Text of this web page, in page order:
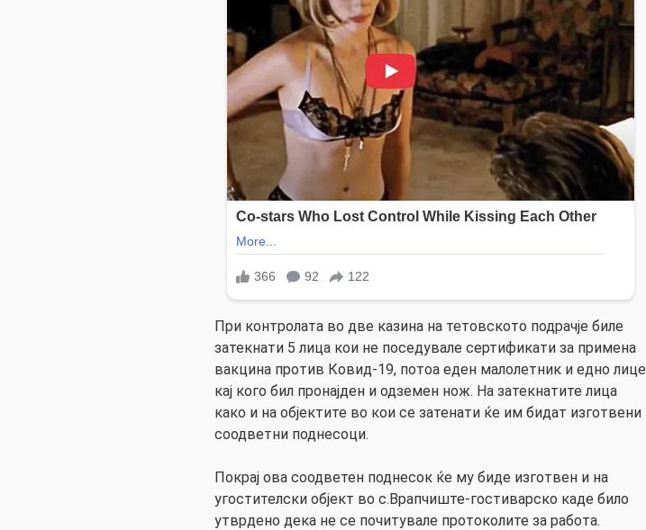
При контролата во две казина на тетовското подрачје биле
затекнати 5 лица кои не поседувале сертификати за примена
вакцина против Ковид-19, потоа еден малолетник и едно лице
кај кого бил пронајден и одземен нож. На затекнатите лица
како и на објектите во кои се затенати ќе им бидат изготвени
соодветни поднесоци.
Покрај ова соодветен поднесок ќе му биде изготвен и на
угостителски објект во с.Врапчиште-гостиварско каде било
утврдено дека не се почитувале протоколите за работа.